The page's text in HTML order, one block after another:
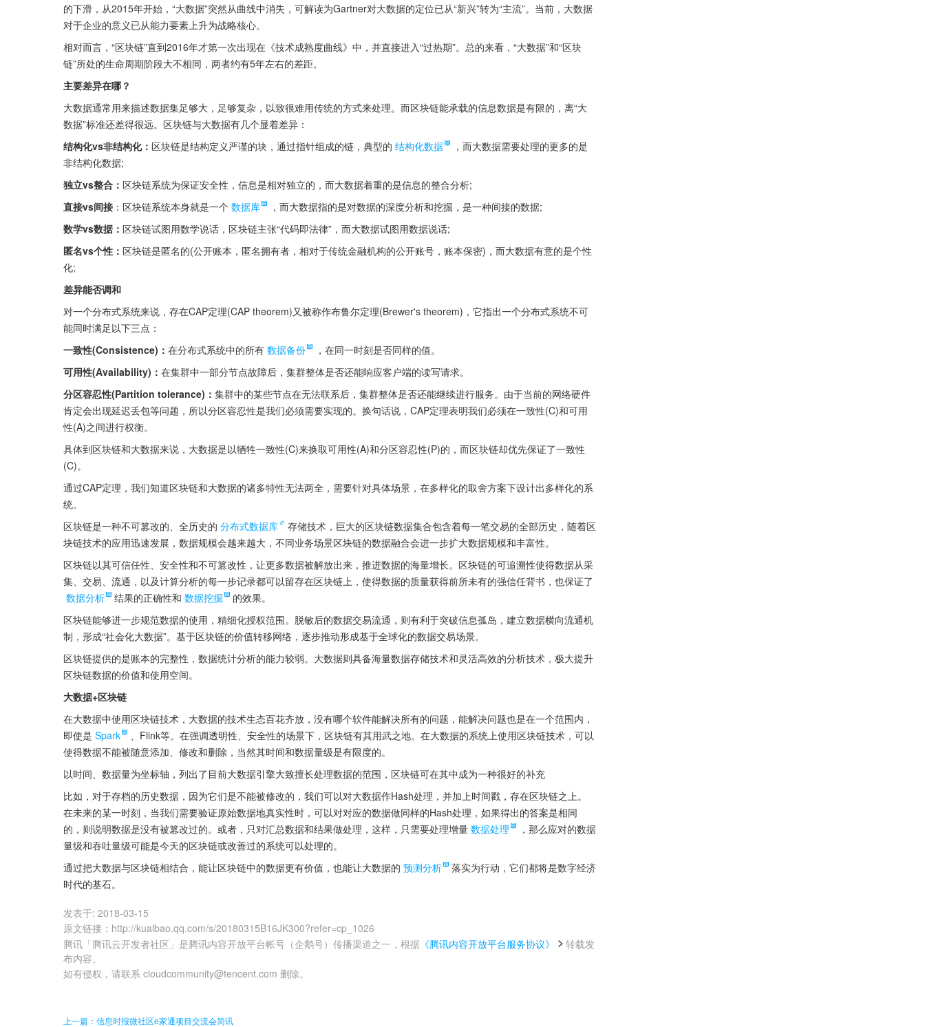
的下滑，从2015年开始，“大数据”突然从曲线中消失，可解读为Gartner对大数据的定位已从“新兴”转为“主流”。当前，大数据
对于企业的意义已从能力要素上升为战略核心。
相对而言，“区块链”直到2016年才第一次出现在《技术成熟度曲线》中，并直接进入“过热期”。总的来看，“大数据”和“区块
链”所处的生命周期阶段大不相同，两者约有5年左右的差距。
主要差异在哪？
大数据通常用来描述数据集足够大，足够复杂，以致很难用传统的方式来处理。而区块链能承载的信息数据是有限的，离“大
数据”标准还差得很远。区块链与大数据有几个显着差异：
结构化vs非结构化： 区块链是结构定义严谨的块，通过指针组成的链，典型的 结构化数据
，而大数据需要处理的更多的是
非结构化数据;
独立vs整合： 区块链系统为保证安全性，信息是相对独立的，而大数据着重的是信息的整合分析;
直接vs间接 ：区块链系统本身就是一个 数据库
，而大数据指的是对数据的深度分析和挖掘，是一种间接的数据;
数学vs数据： 区块链试图用数学说话，区块链主张“代码即法律”，而大数据试图用数据说话;
匿名vs个性： 区块链是匿名的(公开账本，匿名拥有者，相对于传统金融机构的公开账号，账本保密)，而大数据有意的是个性
化;
差异能否调和
对一个分布式系统来说，存在CAP定理(CAP theorem)又被称作布鲁尔定理(Brewer's theorem)，它指出一个分布式系统不可
能同时满足以下三点：
一致性(Consistence)： 在分布式系统中的所有 数据备份
，在同一时刻是否同样的值。
可用性(Availability)： 在集群中一部分节点故障后，集群整体是否还能响应客户端的读写请求。
分区容忍性(Partition tolerance)： 集群中的某些节点在无法联系后，集群整体是否还能继续进行服务。由于当前的网络硬件
肯定会出现延迟丢包等问题，所以分区容忍性是我们必须需要实现的。换句话说，CAP定理表明我们必须在一致性(C)和可用
性(A)之间进行权衡。
具体到区块链和大数据来说，大数据是以牺牲一致性(C)来换取可用性(A)和分区容忍性(P)的，而区块链却优先保证了一致性
(C)。
通过CAP定理，我们知道区块链和大数据的诸多特性无法两全，需要针对具体场景，在多样化的取舍方案下设计出多样化的系
统。
区块链是一种不可篡改的、全历史的 分布式数据库
存储技术，巨大的区块链数据集合包含着每一笔交易的全部历史，随着区
块链技术的应用迅速发展，数据规模会越来越大，不同业务场景区块链的数据融合会进一步扩大数据规模和丰富性。
区块链以其可信任性、安全性和不可篡改性，让更多数据被解放出来，推进数据的海量增长。区块链的可追溯性使得数据从采
集、交易、流通，以及计算分析的每一步记录都可以留存在区块链上，使得数据的质量获得前所未有的强信任背书，也保证了
数据分析
结果的正确性和 数据挖掘
的效果。
区块链能够进一步规范数据的使用，精细化授权范围。脱敏后的数据交易流通，则有利于突破信息孤岛，建立数据横向流通机
制，形成“社会化大数据”。基于区块链的价值转移网络，逐步推动形成基于全球化的数据交易场景。
区块链提供的是账本的完整性，数据统计分析的能力较弱。大数据则具备海量数据存储技术和灵活高效的分析技术，极大提升
区块链数据的价值和使用空间。
大数据+区块链
在大数据中使用区块链技术，大数据的技术生态百花齐放，没有哪个软件能解决所有的问题，能解决问题也是在一个范围内，
即使是 Spark
、Flink等。在强调透明性、安全性的场景下，区块链有其用武之地。在大数据的系统上使用区块链技术，可以
使得数据不能被随意添加、修改和删除，当然其时间和数据量级是有限度的。
以时间、数据量为坐标轴，列出了目前大数据引擎大致擅长处理数据的范围，区块链可在其中成为一种很好的补充
比如，对于存档的历史数据，因为它们是不能被修改的，我们可以对大数据作Hash处理，并加上时间戳，存在区块链之上。
在未来的某一时刻，当我们需要验证原始数据地真实性时，可以对对应的数据做同样的Hash处理，如果得出的答案是相同
的，则说明数据是没有被篡改过的。或者，只对汇总数据和结果做处理，这样，只需要处理增量 数据处理
，那么应对的数据
量级和吞吐量级可能是今天的区块链或改善过的系统可以处理的。
通过把大数据与区块链相结合，能让区块链中的数据更有价值，也能让大数据的 预测分析
落实为行动，它们都将是数字经济
时代的基石。
发表于: 2018-03-15
原文链接 ： http://kuaibao.qq.com/s/20180315B16JK300?refer=cp_1026
腾讯「腾讯云开发者社区」是腾讯内容开放平台帐号（企鹅号）传播渠道之一，根据 《腾讯内容开放平台服务协议》
转载发
布内容。
如有侵权，请联系 cloudcommunity@tencent.com 删除。
上一篇：信息时报微社区e家通项目交流会简讯